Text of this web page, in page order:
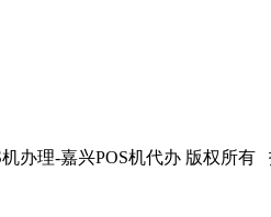
办理-嘉兴POS机代办 版权所有